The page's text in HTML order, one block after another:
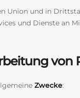
Union und in
und Dienste an
von
Zwecke: